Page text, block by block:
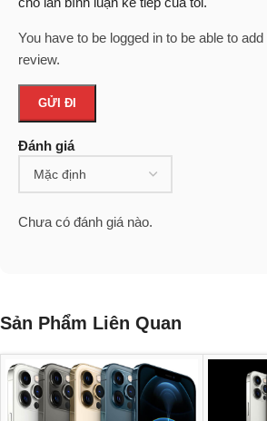
Đánh giá
Chưa có đánh giá nào.
You have to be logged in to be able to
review.
Sản Phẩm Liên Quan